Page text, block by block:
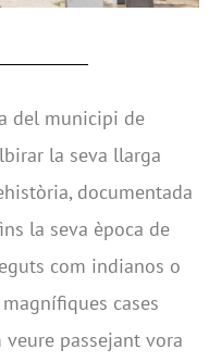
del municipi de
la seva llarga
documentada
la seva època de
com indianos o
cases
passejant vora